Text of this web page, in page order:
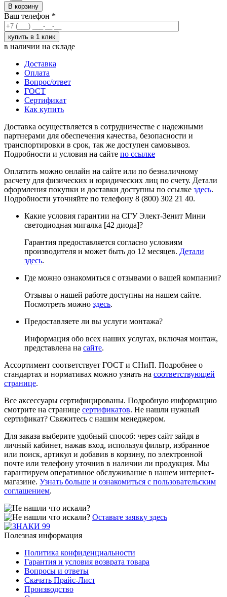
В корзину
Ваш телефон *
в наличии на складе
Доставка
Оплата
Вопрос/ответ
ГОСТ
Сертификат
Как купить
Доставка осуществляется в сотрудничестве с надежными
партнерами для обеспечения качества, безопасности и
транспортировки в срок, так же доступен самовывоз.
Подробности и условия на сайте по ссылке
Оплатить можно онлайн на сайте или по безналичному
расчету для физических и юридических лиц по счету. Детали
оформления покупки и доставки доступны по ссылке здесь.
Подробности уточняйте по телефону 8 (800) 302 21 40.
Какие условия гарантии на СГУ Элект-Зенит Мини
светодиодная мигалка [42 диода]?
Гарантия предоставляется согласно условиям
производителя и может быть до 12 месяцев. Детали
здесь.
Где можно ознакомиться с отзывами о вашей компании?
Отзывы о нашей работе доступны на нашем сайте.
Посмотреть можно здесь.
Предоставляете ли вы услуги монтажа?
Информация обо всех наших услугах, включая монтаж,
представлена на сайте.
Ассортимент соответствует ГОСТ и СНиП. Подробнее о
стандартах и нормативах можно узнать на соответствующей
странице.
Все аксессуары сертифицированы. Подробную информацию
смотрите на странице сертификатов. Не нашли нужный
сертификат? Свяжитесь с нашим менеджером.
Для заказа выберите удобный способ: через сайт зайдя в
личный кабинет, нажав вход, используя фильтр, избранное
или поиск, артикул и добавив в корзину, по электронной
почте или телефону уточнив в наличии ли продукция. Мы
гарантируем оперативное обслуживание в нашем интернет-
магазине. Узнать больше и ознакомиться с пользовательским
соглашением.
Оставьте заявку здесь
Полезная информация
Политика конфиденциальности
Гарантия и условия возврата товара
Вопросы и ответы
Скачать Прайс-Лист
Производство